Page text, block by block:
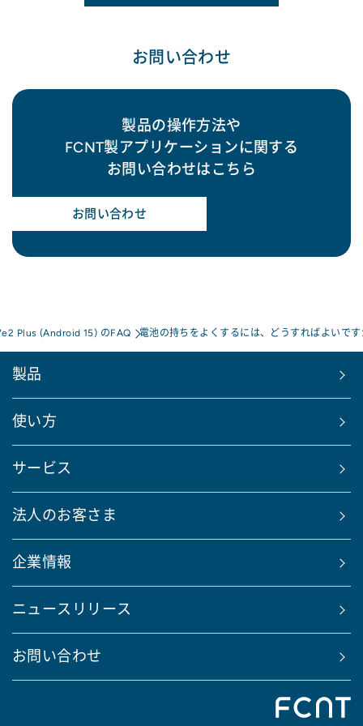
お問い合わせ
製品の操作方法や
FCNT製アプリケーションに関する
お問い合わせはこちら
お問い合わせ
Plus (Android 15) のFAQ 電池の持ちをよくするには、どうすればよいです
製品
使い方
サービス
法人のお客さま
企業情報
ニュースリリース
お問い合わせ